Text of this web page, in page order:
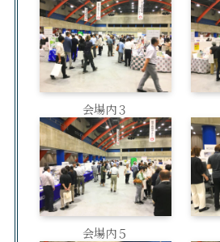
会場内３
会場内５